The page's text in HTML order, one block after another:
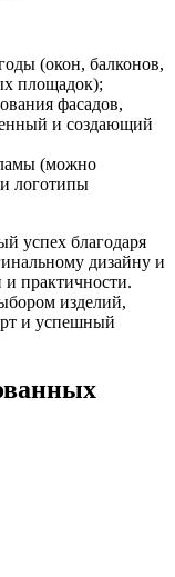
(окон, балконов,
площадок);
фасадов,
и создающий
(можно
логотипы
успех благодаря
дизайну и
и практичности.
изделий,
и успешный